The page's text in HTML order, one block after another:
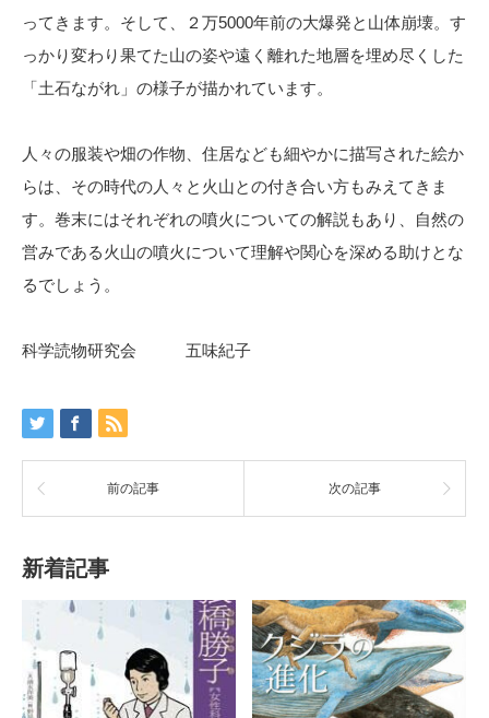
ってきます。そして、２万5000年前の大爆発と山体崩壊。す
っかり変わり果てた山の姿や遠く離れた地層を埋め尽くした
「土石ながれ」の様子が描かれています。
人々の服装や畑の作物、住居なども細やかに描写された絵か
らは、その時代の人々と火山との付き合い方もみえてきま
す。巻末にはそれぞれの噴火についての解説もあり、自然の
営みである火山の噴火について理解や関心を深める助けとな
るでしょう。
科学読物研究会 五味紀子
前の記事 次の記事
新着記事